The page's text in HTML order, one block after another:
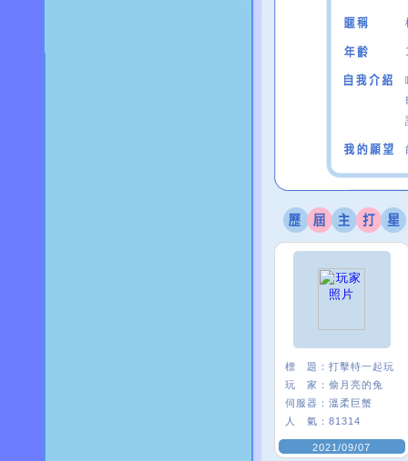
標 題： 打擊特一起玩
玩 家： 偷月亮的兔
伺服器： 溫柔巨蟹
人 氣： 81314
2021/09/07